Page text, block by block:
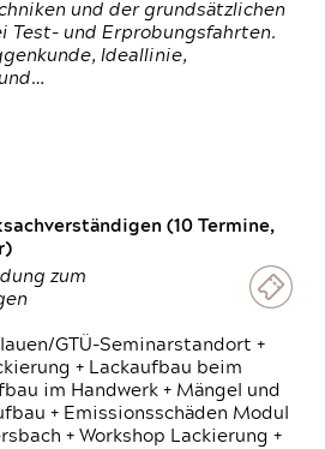
und der grundsätzlichen
Test- und Erprobungsfahrten.
Ideallinie,
(10 Termine,
zum
GTÜ-Seminarstandort +
+ Lackaufbau beim
im Handwerk + Mängel und
+ Emissionsschäden Modul
+ Workshop Lackierung +